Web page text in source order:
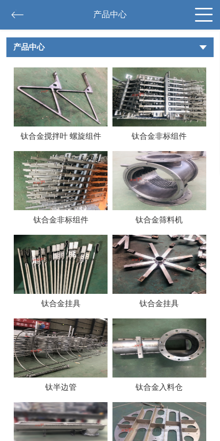
产品中心
产品中心
钛合金搅拌叶 螺旋组件 钛合金非标组件
钛合金非标组件 钛合金筛料机
钛合金挂具 钛合金挂具
钛半边管 钛合金入料仓